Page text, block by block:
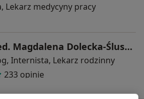
Lekarz medycyny pracy
dr n. med. Magdalena Dolecka-Ślusarczyk
Internista, Lekarz rodzinny
233 opinie